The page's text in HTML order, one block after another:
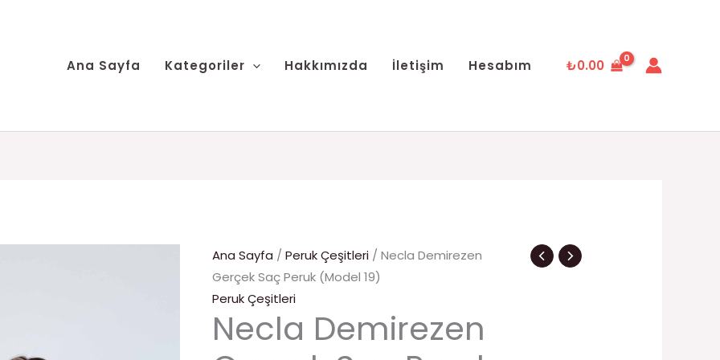
Ana Sayfa
Kategoriler Hakkımızda İletişim Hesabım ₺0.00
Ana Sayfa / Peruk Çeşitleri / Necla Demirezen
Gerçek Saç Peruk (Model 19)
Peruk Çeşitleri
Necla Demirezen
Saç
(Model